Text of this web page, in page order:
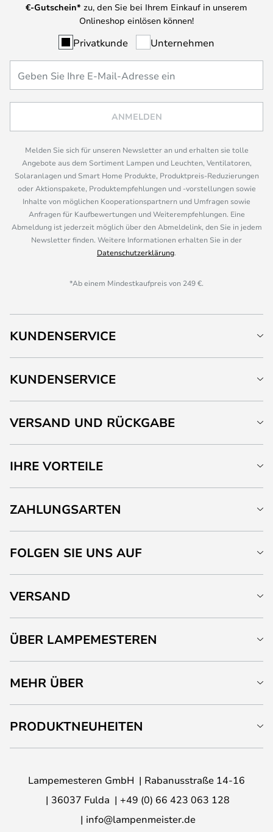
€-Gutschein* zu, den Sie bei Ihrem Einkauf in unserem
Onlineshop einlösen können!
Privatkunde Unternehmen
ANMELDEN
Melden Sie sich für unseren Newsletter an und erhalten sie tolle
Angebote aus dem Sortiment Lampen und Leuchten, Ventilatoren,
Solaranlagen und Smart Home Produkte, Produktpreis-Reduzierungen
oder Aktionspakete, Produktempfehlungen und -vorstellungen sowie
Inhalte von möglichen Kooperationspartnern und Umfragen sowie
Anfragen für Kaufbewertungen und Weiterempfehlungen. Eine
Abmeldung ist jederzeit möglich über den Abmeldelink, den Sie in jedem
Newsletter finden. Weitere Informationen erhalten Sie in der
Datenschutzerklärung.
*Ab einem Mindestkaufpreis von 249 €.
KUNDENSERVICE
KUNDENSERVICE
VERSAND UND RÜCKGABE
IHRE VORTEILE
ZAHLUNGSARTEN
FOLGEN SIE UNS AUF
VERSAND
ÜBER LAMPEMESTEREN
MEHR ÜBER
PRODUKTNEUHEITEN
Lampemesteren GmbH
Rabanusstraße 14-16
36037 Fulda
+49 (0) 66 423 063 128
info@lampenmeister.de